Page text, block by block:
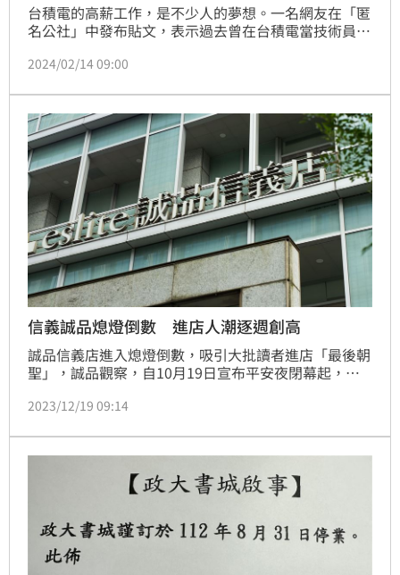
台積電的高薪工作，是不少人的夢想。一名網友在「匿
名公社」中發布貼文，表示過去曾在台積電當技術員6
的店員妹妹，讓原PO十分傻眼，「我到底輸在哪
2024/02/14 09:00
信義誠品熄燈倒數 進店人潮逐週創高
誠品信義店進入熄燈倒數，吸引大批讀者進店「最後朝
聖」，誠品觀察，自10月19日宣布平安夜閉幕起，週
16日單日進店人潮，已達5.3萬人次，熱鬧程度超越跨
2023/12/19 09:14